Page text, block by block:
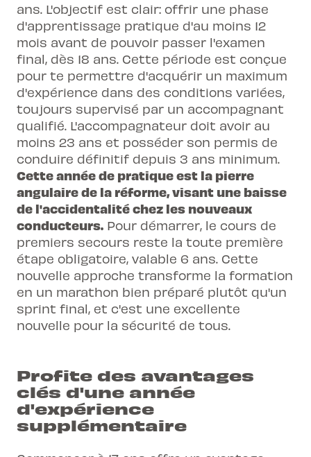
ans. L'objectif est clair: offrir une phase
d'apprentissage pratique d'au moins 12
mois avant de pouvoir passer l'examen
final, dès 18 ans. Cette période est conçue
pour te permettre d'acquérir un maximum
d'expérience dans des conditions variées,
toujours supervisé par un accompagnant
qualifié. L'accompagnateur doit avoir au
moins 23 ans et posséder son permis de
conduire définitif depuis 3 ans minimum.
Cette année de pratique est la pierre
angulaire de la réforme, visant une baisse
de l'accidentalité chez les nouveaux
conducteurs. Pour démarrer, le cours de
premiers secours reste la toute première
étape obligatoire, valable 6 ans. Cette
nouvelle approche transforme la formation
en un marathon bien préparé plutôt qu'un
sprint final, et c'est une excellente
nouvelle pour la sécurité de tous.
Profite des avantages
clés d'une année
d'expérience
supplémentaire